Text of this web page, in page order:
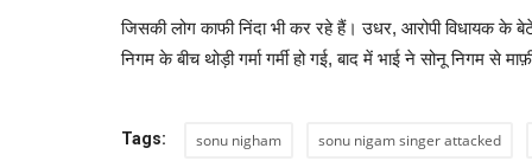
जिसकी लोग काफी निंदा भी कर रहे हैं। उधर, आरोपी विधायक के
निगम के बीच थोड़ी गर्मा गर्मी हो गई, बाद में भाई ने सोनू निगम से
Tags: sonu nigham sonu nigam singer attacked